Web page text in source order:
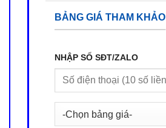
BẢNG GIÁ THAM KHẢO
NHẬP SỐ SĐT/ZALO